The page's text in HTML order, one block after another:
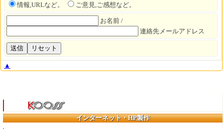
情報,URLなど。 ご意見,ご感想など。
お名前 /
連絡先メールアドレス
▲
インターネット・HP製作